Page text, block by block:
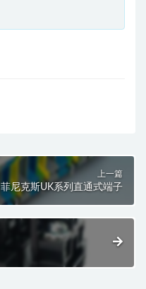
上一篇
菲尼克斯UK系列直通式端子